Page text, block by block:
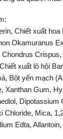
Chiết xuất hoa
Okamuranus
xuất lô hội
Bột yến mạch
Xanthan Gum,
Dipotassium
Chloride, Mica,
Edta,